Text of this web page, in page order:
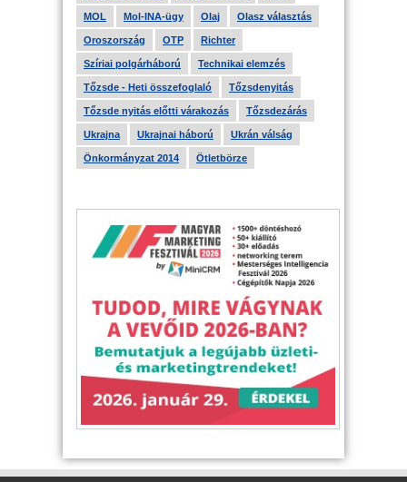
MOL Mol-INA-ügy Olaj Olasz választás
Oroszország OTP Richter
Szíriai polgárháború Technikai elemzés
Tőzsde - Heti összefoglaló Tőzsdenyitás
Tőzsde nyitás előtti várakozás Tőzsdezárás
Ukrajna Ukrajnai háború Ukrán válság
Önkormányzat 2014 Ötletbörze